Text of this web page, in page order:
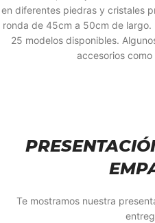
en diferentes piedras y cristales
ronda de 45cm a 50cm de
25 modelos disponibles.
accesorios
Te mostramos nuestra